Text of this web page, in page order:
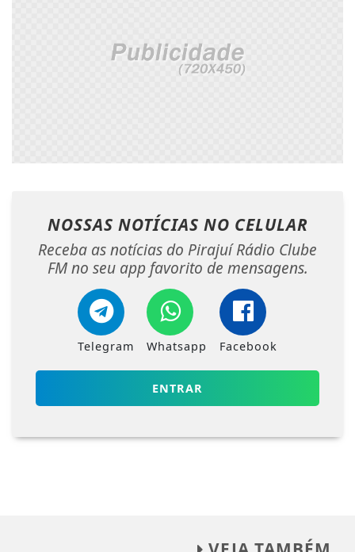
NOSSAS NOTÍCIAS NO CELULAR
Receba as notícias do Pirajuí Rádio Clube
FM no seu app favorito de mensagens.
Telegram Whatsapp Facebook
ENTRAR